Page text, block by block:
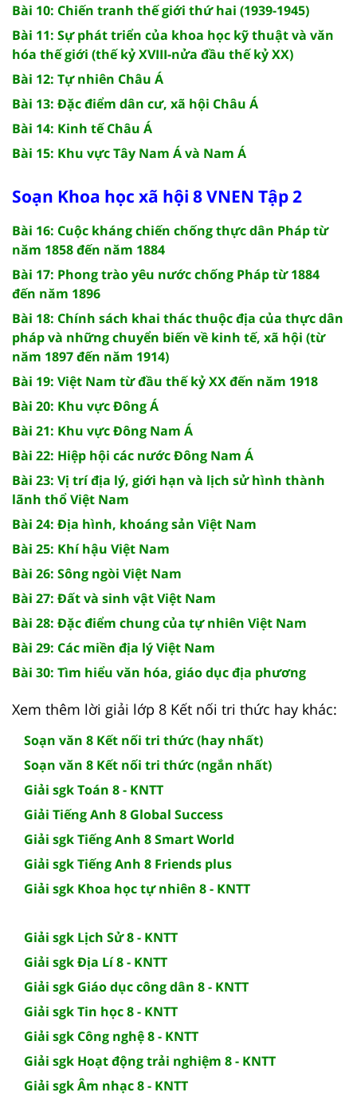
Bài 10: Chiến tranh thế giới thứ hai (1939-1945)
Bài 11: Sự phát triển của khoa học kỹ thuật và văn
hóa thế giới (thế kỷ XVIII-nửa đầu thế kỷ XX)
Bài 12: Tự nhiên Châu Á
Bài 13: Đặc điểm dân cư, xã hội Châu Á
Bài 14: Kinh tế Châu Á
Bài 15: Khu vực Tây Nam Á và Nam Á
Soạn Khoa học xã hội 8 VNEN Tập 2
Bài 16: Cuộc kháng chiến chống thực dân Pháp từ
năm 1858 đến năm 1884
Bài 17: Phong trào yêu nước chống Pháp từ 1884
đến năm 1896
Bài 18: Chính sách khai thác thuộc địa của thực dân
pháp và những chuyển biến về kinh tế, xã hội (từ
năm 1897 đến năm 1914)
Bài 19: Việt Nam từ đầu thế kỷ XX đến năm 1918
Bài 20: Khu vực Đông Á
Bài 21: Khu vực Đông Nam Á
Bài 22: Hiệp hội các nước Đông Nam Á
Bài 23: Vị trí địa lý, giới hạn và lịch sử hình thành
lãnh thổ Việt Nam
Bài 24: Địa hình, khoáng sản Việt Nam
Bài 25: Khí hậu Việt Nam
Bài 26: Sông ngòi Việt Nam
Bài 27: Đất và sinh vật Việt Nam
Bài 28: Đặc điểm chung của tự nhiên Việt Nam
Bài 29: Các miền địa lý Việt Nam
Bài 30: Tìm hiểu văn hóa, giáo dục địa phương
Xem thêm lời giải lớp 8 Kết nối tri thức hay khác:
Soạn văn 8 Kết nối tri thức (hay nhất)
Soạn văn 8 Kết nối tri thức (ngắn nhất)
Giải sgk Toán 8 - KNTT
Giải Tiếng Anh 8 Global Success
Giải sgk Tiếng Anh 8 Smart World
Giải sgk Tiếng Anh 8 Friends plus
Giải sgk Khoa học tự nhiên 8 - KNTT
Giải sgk Lịch Sử 8 - KNTT
Giải sgk Địa Lí 8 - KNTT
Giải sgk Giáo dục công dân 8 - KNTT
Giải sgk Tin học 8 - KNTT
Giải sgk Công nghệ 8 - KNTT
Giải sgk Hoạt động trải nghiệm 8 - KNTT
Giải sgk Âm nhạc 8 - KNTT